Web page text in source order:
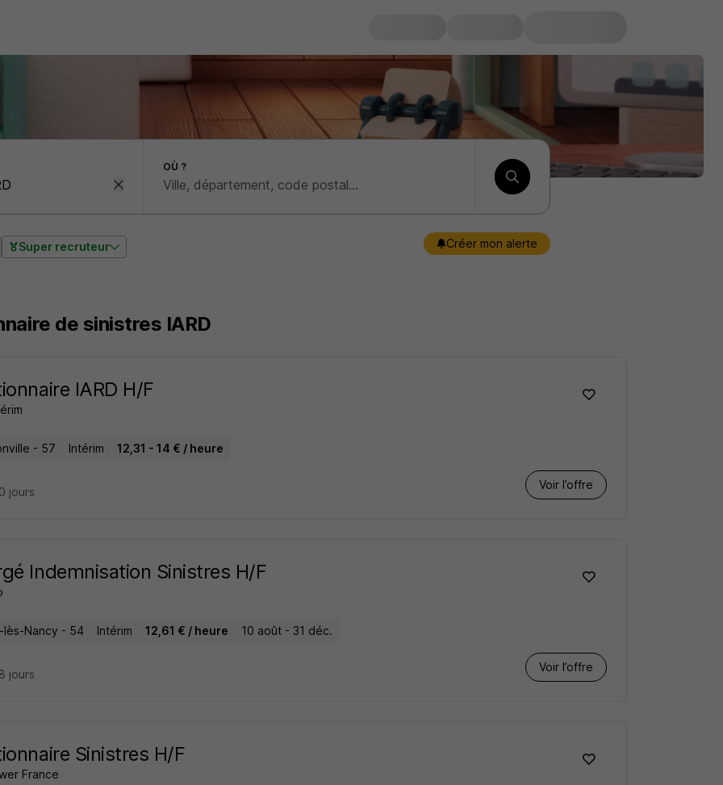
OÙ ?
Super recruteur Créer mon alerte
de sinistres IARD
IARD H/F
- 57 Intérim 12,31 - 14 € / heure
Voir l’offre
jours
Indemnisation Sinistres H/F
lès-Nancy - 54 Intérim 12,61 € / heure 10 août - 31 déc.
Voir l’offre
jours
Sinistres H/F
France